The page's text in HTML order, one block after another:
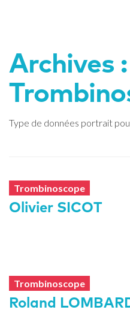
Archives :
Type de données portrait
Trombinoscope
Olivier SICOT
Trombinoscope
Roland